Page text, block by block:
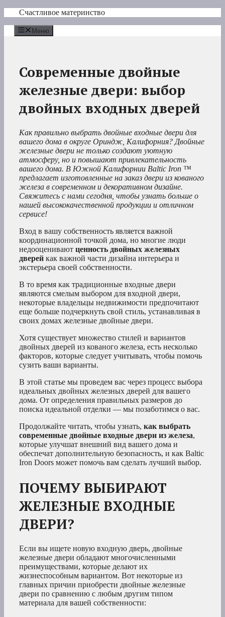
Перейти
содержимому
Счастливое материнство
Меню
Современные двойные
железные двери: выбор
двойных входных дверей
Как правильно выбрать двойные входные двери для
вашего дома в округе Ориндж, Калифорния? Двойные
железные двери не только создают уютную
атмосферу, но и повышают привлекательность
вашего дома. В Южной Калифорнии Baltic Iron ™
предлагает изготовленные на заказ двери из кованого
железа в современном и декоративном дизайне.
Свяжитесь с нами сегодня, чтобы узнать больше о
нашей высококачественной продукции и отличном
сервисе!
Вход в вашу собственность является важной
координационной точкой дома, но многие люди
недооценивают ценность двойных железных
дверей как важной части дизайна интерьера и
экстерьера своей собственности.
В то время как традиционные входные двери
являются смелым выбором для входной двери,
некоторые владельцы недвижимости предпочитают
еще больше подчеркнуть свой стиль, устанавливая в
своих домах железные двойные двери.
Хотя существует множество стилей и вариантов
двойных дверей из кованого железа, есть несколько
факторов, которые следует учитывать, чтобы помочь
сузить ваши варианты.
В этой статье мы проведем вас через процесс выбора
идеальных двойных железных дверей для вашего
дома. От определения правильных размеров до
поиска идеальной отделки — мы позаботимся о вас.
Продолжайте читать, чтобы узнать, как выбрать
современные двойные входные двери из железа,
которые улучшат внешний вид вашего дома и
обеспечат дополнительную безопасность, и как Baltic
Iron Doors может помочь вам сделать лучший выбор.
ПОЧЕМУ ВЫБИРАЮТ
ЖЕЛЕЗНЫЕ ВХОДНЫЕ
ДВЕРИ?
Если вы ищете новую входную дверь, двойные
железные двери обладают многочисленными
преимуществами, которые делают их
жизнеспособным вариантом. Вот некоторые из
главных причин приобрести двойные железные
двери по сравнению с любым другим типом
материала для вашей собственности: